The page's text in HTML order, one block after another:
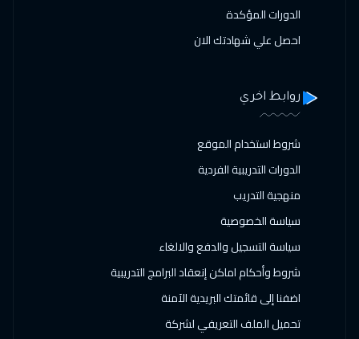
الدورات المؤكدة
احصل علي شهادتك الان
روابط اخري
شروط استخدام الموقع
الدورات التدريبية الفردية
منهجية التدريب
سياسة الخصوصية
سياسة التسجيل والدفع والالغاء
شروط وأحكام اماكن إنعقاد البرامج التدريبية
اضفنا إلى قائمتك البريدية الآمنة
تحميل الملف التعريفي لشركة